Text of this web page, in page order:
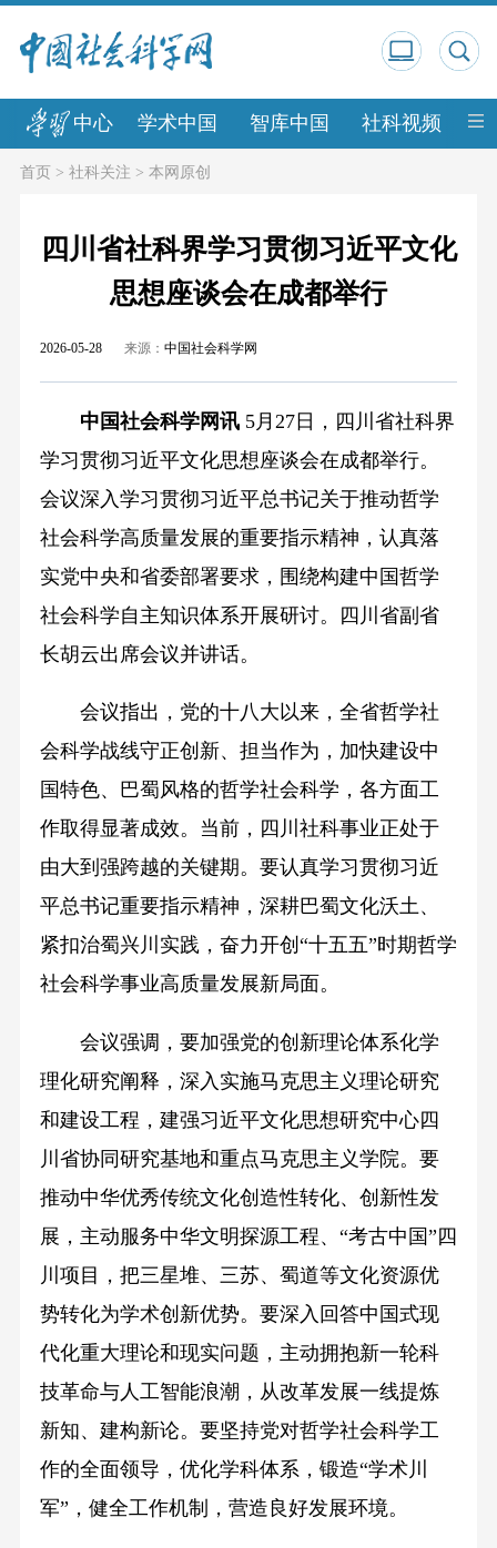
中心 学术中国 智库中国 社科视频 中
首页> 社科关注 > 本网原创
四川省社科界学习贯彻习近平文化
思想座谈会在成都举行
2026-05-28 来源： 中国社会科学网
中国社会科学网讯5月27日，四川省社科界
学习贯彻习近平文化思想座谈会在成都举行。
会议深入学习贯彻习近平总书记关于推动哲学
社会科学高质量发展的重要指示精神，认真落
实党中央和省委部署要求，围绕构建中国哲学
社会科学自主知识体系开展研讨。四川省副省
长胡云出席会议并讲话。
会议指出，党的十八大以来，全省哲学社
会科学战线守正创新、担当作为，加快建设中
国特色、巴蜀风格的哲学社会科学，各方面工
作取得显著成效。当前，四川社科事业正处于
由大到强跨越的关键期。要认真学习贯彻习近
平总书记重要指示精神，深耕巴蜀文化沃土、
紧扣治蜀兴川实践，奋力开创“十五五”时期哲学
社会科学事业高质量发展新局面。
会议强调，要加强党的创新理论体系化学
理化研究阐释，深入实施马克思主义理论研究
和建设工程，建强习近平文化思想研究中心四
川省协同研究基地和重点马克思主义学院。要
推动中华优秀传统文化创造性转化、创新性发
展，主动服务中华文明探源工程、“考古中国”四
川项目，把三星堆、三苏、蜀道等文化资源优
势转化为学术创新优势。要深入回答中国式现
代化重大理论和现实问题，主动拥抱新一轮科
技革命与人工智能浪潮，从改革发展一线提炼
新知、建构新论。要坚持党对哲学社会科学工
作的全面领导，优化学科体系，锻造“学术川
军”，健全工作机制，营造良好发展环境。